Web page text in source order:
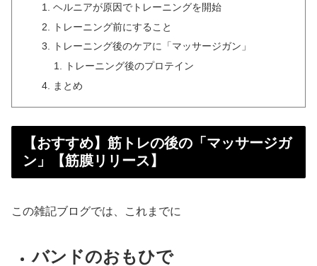
ヘルニアが原因でトレーニングを開始
トレーニング前にすること
トレーニング後のケアに「マッサージガン」
トレーニング後のプロテイン
まとめ
【おすすめ】筋トレの後の「マッサージガ
ン」【筋膜リリース】
この雑記ブログでは、これまでに
バンドのおもひで